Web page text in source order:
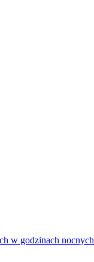
w godzinach nocnych